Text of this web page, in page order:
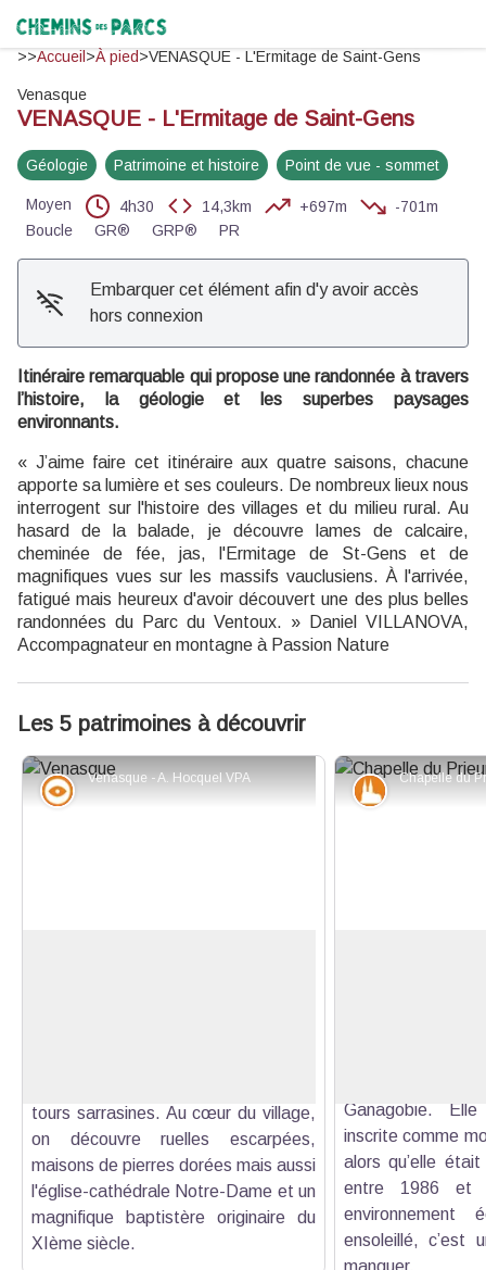
Chemins des Parcs
>>Accueil >À pied>VENASQUE - L'Ermitage de Saint-Gens
Venasque
VENASQUE - L'Ermitage de Saint-Gens
Géologie Patrimoine et histoire Point de vue - sommet
Moyen 4h30 14,3km +697m
-701m
Boucle
GR® GRP® PR
Embarquer cet élément afin d'y avoir accès
hors connexion
Itinéraire remarquable qui propose une randonnée à travers
l’histoire, la géologie et les superbes paysages
environnants.
« J’aime faire cet itinéraire aux quatre saisons, chacune
apporte sa lumière et ses couleurs. De nombreux lieux nous
interrogent sur l'histoire des villages et du milieu rural. Au
hasard de la balade, je découvre lames de calcaire,
cheminée de fée, jas, l'Ermitage de St-Gens et de
magnifiques vues sur les massifs vauclusiens. À l'arrivée,
fatigué mais heureux d'avoir découvert une des plus belles
randonnées du Parc du Ventoux. » Daniel VILLANOVA,
Accompagnateur en montagne à Passion Nature
Les 5 patrimoines à découvrir
Venasque - A. Hocquel VPA
Point de vue - sommet
tours sarrasines. Au cœur du village,
on découvre ruelles escarpées,
maisons de pierres dorées mais aussi
l'église-cathédrale Notre-Dame et un
magnifique baptistère originaire du
XIème siècle.
Patrimoine
Ganagobie.
inscrite comme
alors qu’elle
entre 1986 et
environnement
ensoleillé, c’est
manquer.